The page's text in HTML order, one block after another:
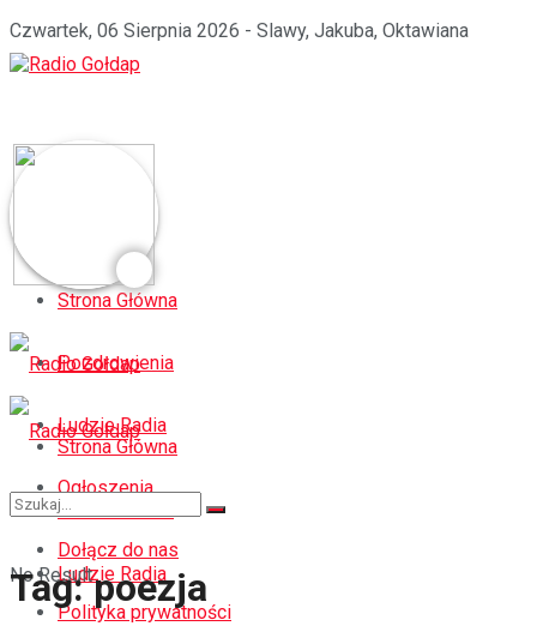
Czwartek, 06 Sierpnia 2026 - Slawy, Jakuba, Oktawiana
Strona Główna
Pozdrowienia
Ludzie Radia
Ogłoszenia
Dołącz do nas
Polityka prywatności
Strona Główna
Pozdrowienia
Ludzie Radia
No Result
Tag:poezja